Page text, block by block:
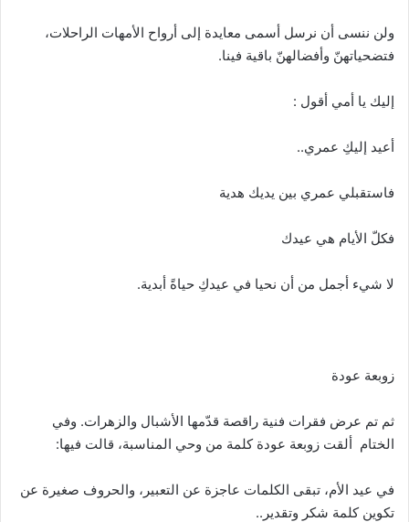
ولن ننسى أن نرسل أسمى معايدة إلى أرواح الأمهات الراحلات،
فتضحياتهنّ وأفضالهنّ باقية فينا.
إليك يا أمي أقول :
أعيد إليكِ عمري..
فاستقبلي عمري بين يديك هدية
فكلّ الأيام هي عيدك
لا شيء أجمل من أن نحيا في عيدكِ حياةً أبدية.
زوبعة عودة
ثم تم عرض فقرات فنية راقصة قدّمها الأشبال والزهرات. وفي
الختام ألقت زوبعة عودة كلمة من وحي المناسبة، قالت فيها:
في عيد الأم، تبقى الكلمات عاجزة عن التعبير، والحروف صغيرة عن
تكوين كلمة شكر وتقدير..